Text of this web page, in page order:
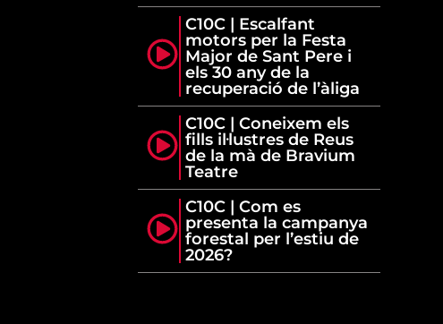
C10C | Escalfant
motors per la Festa
Major de Sant Pere i
els 30 any de la
recuperació de l’àliga
C10C | Coneixem els
fills il·lustres de Reus
de la mà de Bravium
Teatre
C10C | Com es
presenta la campanya
forestal per l’estiu de
2026?